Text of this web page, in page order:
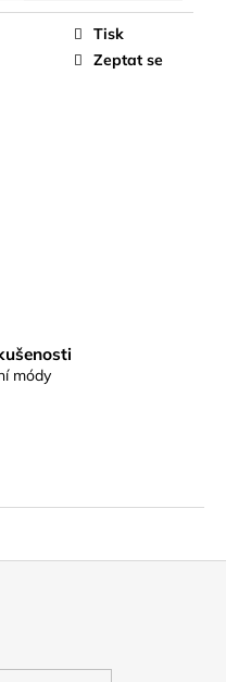
Tisk
Zeptat se
módy